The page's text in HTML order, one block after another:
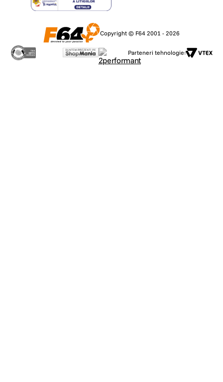
Copyright © F64 2001 - 2026
Parteneri tehnologie: